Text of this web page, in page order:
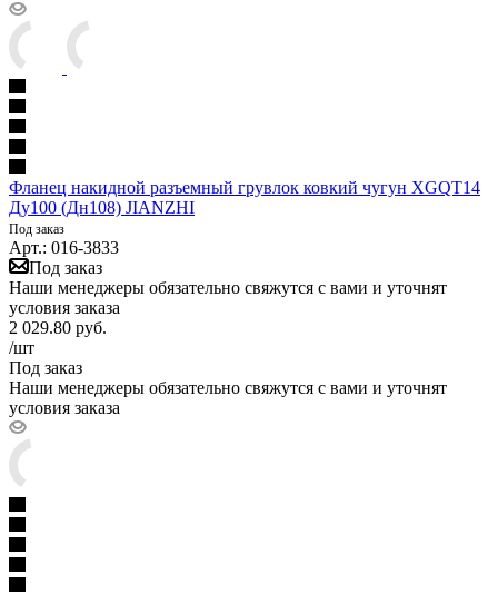
Фланец накидной разъемный грувлок ковкий чугун XGQT14
Ду100 (Дн108) JIANZHI
Под заказ
Арт.: 016-3833
Под заказ
Наши менеджеры обязательно свяжутся с вами и уточнят
условия заказа
2 029.80 руб.
/шт
Под заказ
Наши менеджеры обязательно свяжутся с вами и уточнят
условия заказа